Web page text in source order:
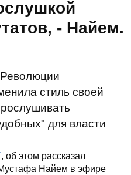
- Найем.
стиль своей
для власти
, об этом рассказал
Найем в эфире